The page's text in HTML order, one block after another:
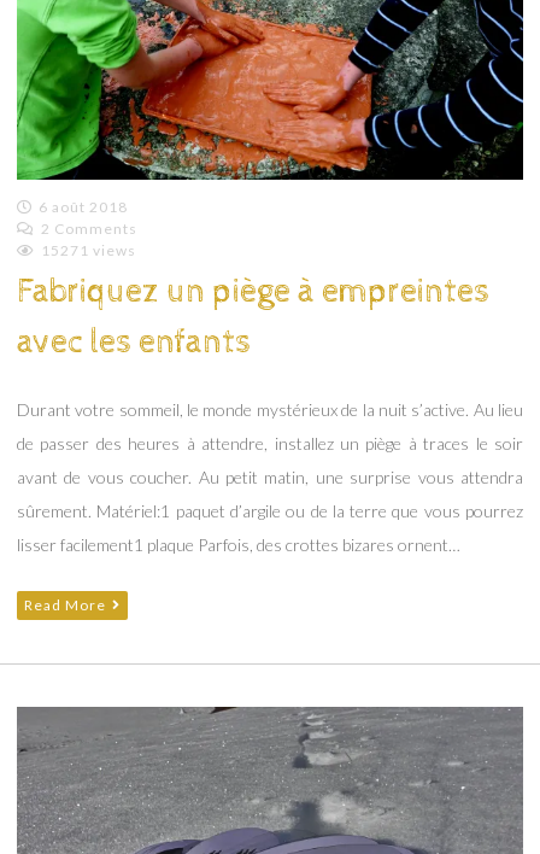
6 août 2018
Emilie
2 Comments
15271 views
Fabriquez un piège à empreintes
avec les enfants
Durant votre sommeil, le monde mystérieux de la nuit s’active. Au lieu
de passer des heures à attendre, installez un piège à traces le soir
avant de vous coucher. Au petit matin, une surprise vous attendra
sûrement. Matériel:1 paquet d’argile ou de la terre que vous pourrez
lisser facilement1 plaque Parfois, des crottes bizares ornent…
Read More